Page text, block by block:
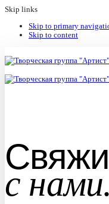
Skip links
Skip to primary
Skip to content
с нами.